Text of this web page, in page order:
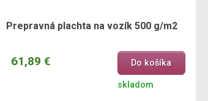
Prepravná plachta na vozík 500 g/m2
61,89 € Do košíka
skladom